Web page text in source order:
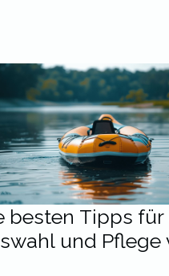
besten Tipps für
und Pflege